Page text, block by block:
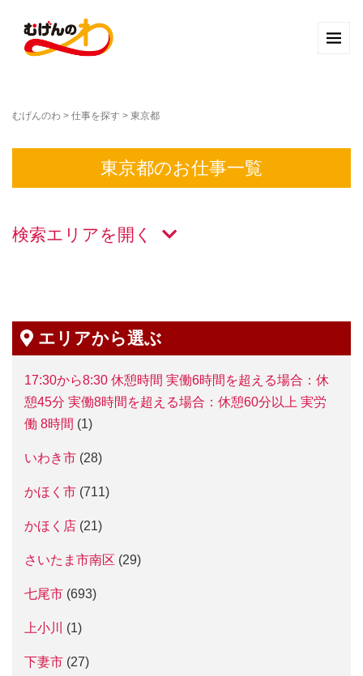
むげんのわ > 仕事を探す > 東京都
東京都のお仕事一覧
検索エリアを
エリアから選ぶ
17:30から8:30 休憩時間 実働6時間を超える場合：休
憩45分 実働8時間を超える場合：休憩60分以上 実労
働 8時間 (1)
いわき市 (28)
かほく市 (711)
かほく店 (21)
さいたま市南区 (29)
七尾市 (693)
上小川 (1)
下妻市 (27)